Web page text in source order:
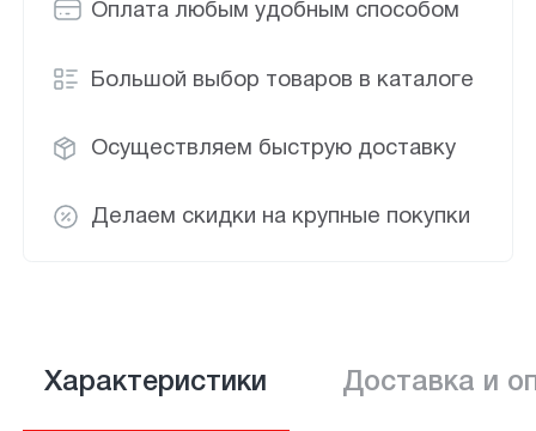
Оплата любым удобным способом
Большой выбор товаров в каталоге
Осуществляем быструю доставку
Делаем скидки на крупные покупки
Характеристики Доставка и